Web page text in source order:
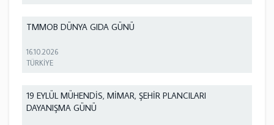
TMMOB DÜNYA GIDA GÜNÜ
16.10.2026
TÜRKİYE
19 EYLÜL MÜHENDİS, MİMAR, ŞEHİR PLANCILARI
DAYANIŞMA GÜNÜ